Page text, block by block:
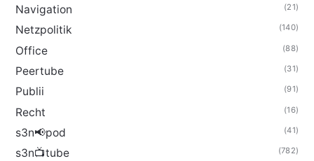
Navigation (21)
Netzpolitik (140)
Office (88)
Peertube (31)
Publii (91)
Recht (16)
s3n📢pod (41)
s3n📺tube (782)